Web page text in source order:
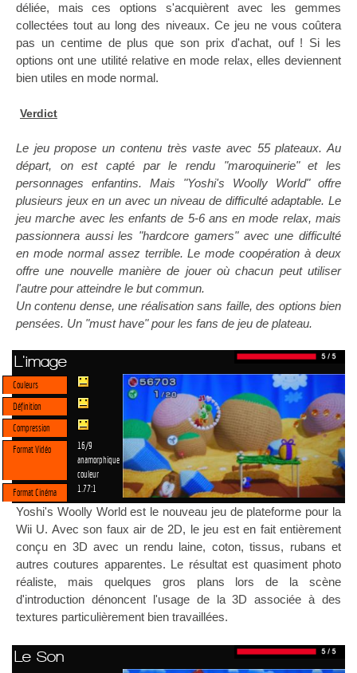
déliée, mais ces options s'acquièrent avec les gemmes
collectées tout au long des niveaux. Ce jeu ne vous coûtera
pas un centime de plus que son prix d'achat, ouf ! Si les
options ont une utilité relative en mode relax, elles deviennent
bien utiles en mode normal.
Verdict
Le jeu propose un contenu très vaste avec 55 plateaux. Au
départ, on est capté par le rendu "maroquinerie" et les
personnages enfantins. Mais "Yoshi's Woolly World" offre
plusieurs jeux en un avec un niveau de difficulté adaptable. Le
jeu marche avec les enfants de 5-6 ans en mode relax, mais
passionnera aussi les "hardcore gamers" avec une difficulté
en mode normal assez terrible. Le mode coopération à deux
offre une nouvelle manière de jouer où chacun peut utiliser
l'autre pour atteindre le but commun.
Un contenu dense, une réalisation sans faille, des options bien
pensées. Un "must have" pour les fans de jeu de plateau.
L'image
Couleurs
Définition
Compression
Format Vidéo
16/9
anamorphique
couleur
Format Cinéma
1.77:1
Yoshi's Woolly World est le nouveau jeu de plateforme pour la
Wii U. Avec son faux air de 2D, le jeu est en fait entièrement
conçu en 3D avec un rendu laine, coton, tissus, rubans et
autres coutures apparentes. Le résultat est quasiment photo
réaliste, mais quelques gros plans lors de la scène
d'introduction dénoncent l'usage de la 3D associée à des
textures particulièrement bien travaillées.
Le Son